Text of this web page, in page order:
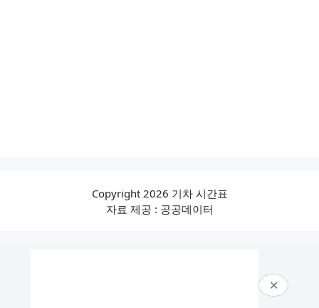
Copyright 2026 기차 시간표
자료 제공 : 공공데이터
✕